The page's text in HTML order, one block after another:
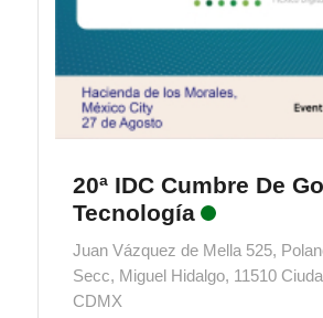
20ª IDC Cumbre De
Tecnología
Juan Vázquez de Mella 525,
Secc, Miguel Hidalgo, 11510
CDMX